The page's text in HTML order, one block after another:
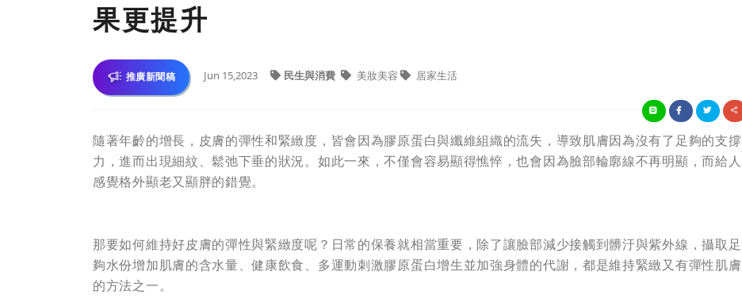
果更提升
推廣新聞稿 Jun 15,2023 民生與消費 美妝美容 居家生活
隨著年齡的增長，皮膚的彈性和緊緻度，皆會因為膠原蛋白與纖維組織的流失，導致肌膚因為沒有了足夠的支撐
力，進而出現細紋、鬆弛下垂的狀況。如此一來，不僅會容易顯得憔悴，也會因為臉部輪廓線不再明顯，而給人
感覺格外顯老又顯胖的錯覺。
那要如何維持好皮膚的彈性與緊緻度呢？日常的保養就相當重要，除了讓臉部減少接觸到髒汙與紫外線，攝取足
夠水份增加肌膚的含水量、健康飲食、多運動刺激膠原蛋白增生並加強身體的代謝，都是維持緊緻又有彈性肌膚
的方法之一。